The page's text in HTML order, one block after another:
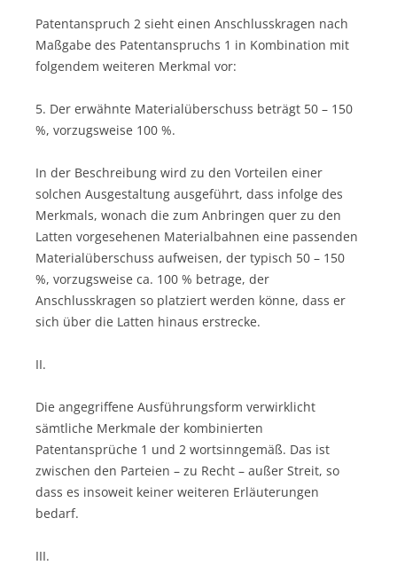
Patentanspruch 2 sieht einen Anschlusskragen nach
Maßgabe des Patentanspruchs 1 in Kombination mit
folgendem weiteren Merkmal vor:
5. Der erwähnte Materialüberschuss beträgt 50 – 150
%, vorzugsweise 100 %.
In der Beschreibung wird zu den Vorteilen einer
solchen Ausgestaltung ausgeführt, dass infolge des
Merkmals, wonach die zum Anbringen quer zu den
Latten vorgesehenen Materialbahnen eine passenden
Materialüberschuss aufweisen, der typisch 50 – 150
%, vorzugsweise ca. 100 % betrage, der
Anschlusskragen so platziert werden könne, dass er
sich über die Latten hinaus erstrecke.
II.
Die angegriffene Ausführungsform verwirklicht
sämtliche Merkmale der kombinierten
Patentansprüche 1 und 2 wortsinngemäß. Das ist
zwischen den Parteien – zu Recht – außer Streit, so
dass es insoweit keiner weiteren Erläuterungen
bedarf.
III.